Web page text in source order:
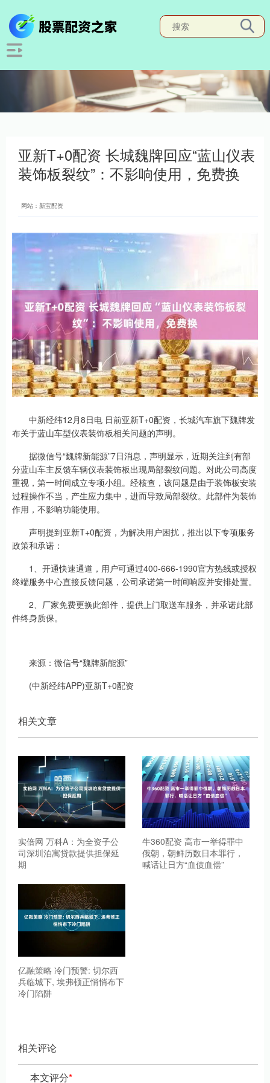
亚新T+0配资 长城魏牌回应“蓝山仪表
装饰板裂纹”：不影响使用，免费换
网站：新宝配资
中新经纬12月8日电 日前亚新T+0配资，长城汽车旗下魏牌发
布关于蓝山车型仪表装饰板相关问题的声明。
据微信号“魏牌新能源”7日消息，声明显示，近期关注到有部
分蓝山车主反馈车辆仪表装饰板出现局部裂纹问题。对此公司高度
重视，第一时间成立专项小组。经核查，该问题是由于装饰板安装
过程操作不当，产生应力集中，进而导致局部裂纹。此部件为装饰
作用，不影响功能使用。
声明提到亚新T+0配资，为解决用户困扰，推出以下专项服务
政策和承诺：
1、开通快速通道，用户可通过400-666-1990官方热线或授权
终端服务中心直接反馈问题，公司承诺第一时间响应并安排处置。
2、厂家免费更换此部件，提供上门取送车服务，并承诺此部
件终身质保。
来源：微信号“魏牌新能源”
(中新经纬APP)亚新T+0配资
相关文章
实倍网 万科A：为全资子公
司深圳泊寓贷款提供担保延
期
牛360配资 高市一举得罪中
俄朝，朝鲜历数日本罪行，
喊话让日方“血债血偿”
亿融策略 冷门预警: 切尔西
兵临城下, 埃弗顿正悄悄布下
冷门陷阱
相关评论
本文评分*